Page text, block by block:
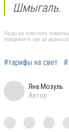
Шмыгаль.
Якщо ви помітили помилку,
повідомити про це
#тарифы на свет
Яна Мозуль
Автор